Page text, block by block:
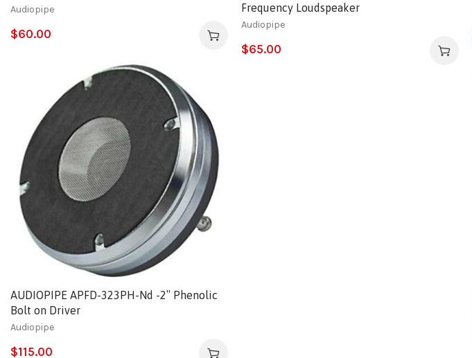
Audiopipe
$60.00
Frequency Loudspeaker
Audiopipe
$65.00
AUDIOPIPE APFD-323PH-Nd -2″ Phenolic
Bolt on Driver
Audiopipe
$115.00